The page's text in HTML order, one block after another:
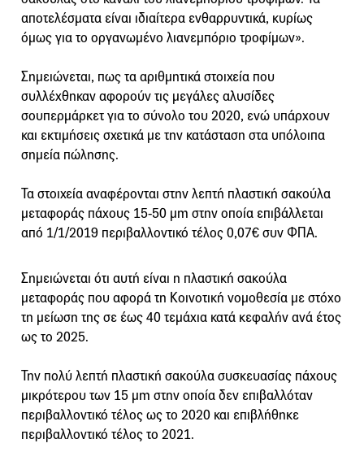
αποτελέσματα είναι ιδιαίτερα ενθαρρυντικά, κυρίως
όμως για το οργανωμένο λιανεμπόριο τροφίμων».
Σημειώνεται, πως τα αριθμητικά στοιχεία που
συλλέχθηκαν αφορούν τις μεγάλες αλυσίδες
σουπερμάρκετ για το σύνολο του 2020, ενώ υπάρχουν
και εκτιμήσεις σχετικά με την κατάσταση στα υπόλοιπα
σημεία πώλησης.
Τα στοιχεία αναφέρονται στην λεπτή πλαστική σακούλα
μεταφοράς πάχους 15-50 μm στην οποία επιβάλλεται
από 1/1/2019 περιβαλλοντικό τέλος 0,07€ συν ΦΠΑ.
Σημειώνεται ότι αυτή είναι η πλαστική σακούλα
μεταφοράς που αφορά τη Κοινοτική νομοθεσία με στόχο
τη μείωση της σε έως 40 τεμάχια κατά κεφαλήν ανά έτος
ως το 2025.
Την πολύ λεπτή πλαστική σακούλα συσκευασίας πάχους
μικρότερου των 15 μm στην οποία δεν επιβαλλόταν
περιβαλλοντικό τέλος ως το 2020 και επιβλήθηκε
περιβαλλοντικό τέλος το 2021.